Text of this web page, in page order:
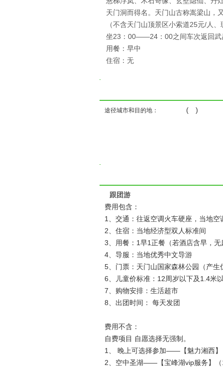
天门洞而得名。天门山古称嵩梁山，
（不含天门山顶景区小索道25元/人
坐23：00——24：00之间车次返回武
用餐：早中
住宿：无
途径城市和目的地： ( )
跟团游
费用包含：
1、交通：往返空调火车硬座，当地
2、住宿：当地经济型双人标准间
3、用餐：1早1正餐（若酒店含早，
4、导服：当地优秀中文导游
5、门票：天门山国家森林公园（产
6、儿童价标准：12周岁以下及1.4米
7、购物安排：生活超市
8、出团时间： 每天发团
费用不含：
自费项目 自愿选择无强制。
1、 晚上可选择参加——【魅力湘西
2、空中圣湖——【宝峰湖vip服务】（